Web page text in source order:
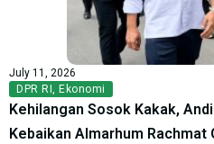
July 11, 2026
DPR RI , Ekonomi
Kehilangan Sosok Kakak,
Kebaikan Almarhum Rachmat